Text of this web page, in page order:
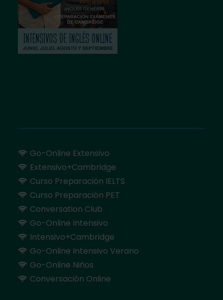
Go-Online Extensivo
Extensivo+Cambridge
Curso Preparación IELTS
Curso Preparación PET
Conversation Club
Go-Online Intensivo
Intensivo+Cambridge
Go-Online Intensivo Verano
Go-Online Niños
Conversación Online